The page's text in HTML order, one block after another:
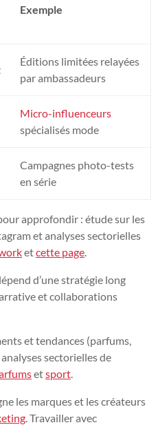
Exemple
Éditions limitées relayées
par ambassadeurs
Micro-influenceurs
spécialisés mode
Campagnes photo-tests
en série
approfondir : étude sur les
et analyses sectorielles
etcette page
d’une stratégie long
et collaborations
et tendances (parfums,
sectorielles de
etsport
les marques et les créateurs
. Travailler avec